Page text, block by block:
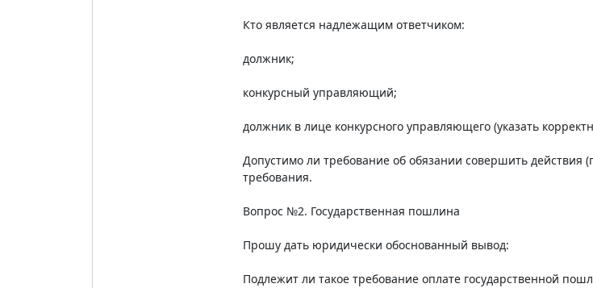
Кто является надлежащим ответчиком:
должник;
конкурсный управляющий;
должник в лице конкурсного управляющего (указать
Допустимо ли требование об обязании совершить действия
требования.
Вопрос №2. Государственная пошлина
Прошу дать юридически обоснованный вывод:
Подлежит ли такое требование оплате государственной